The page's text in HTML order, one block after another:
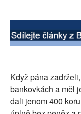
Když pána
bankovkách a měl
dali jenom 400